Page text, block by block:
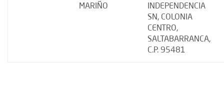
MARIÑO
INDEPENDENCIA
SN, COLONIA
CENTRO,
SALTABARRANCA,
C.P. 95481